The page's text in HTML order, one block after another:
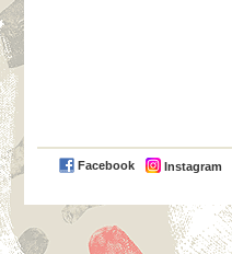
Facebook Instagram